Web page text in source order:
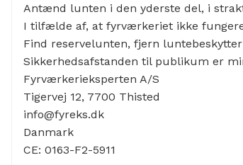
Antænd lunten i den yderste del, i
I tilfælde af, at fyrværkeriet ikke
Find reservelunten, fjern
Sikkerhedsafstanden til publikum er
Fyrværkerieksperten A/S
Tigervej 12, 7700 Thisted
info@fyreks.dk
Danmark
CE: 0163-F2-5911